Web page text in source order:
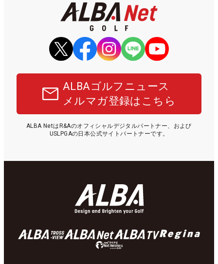
ALBAゴルフニュース
メルマガ登録はこちら
ALBA NetはR&Aのオフィシャルデジタルパートナー、および
USLPGAの日本公式サイトパートナーです。